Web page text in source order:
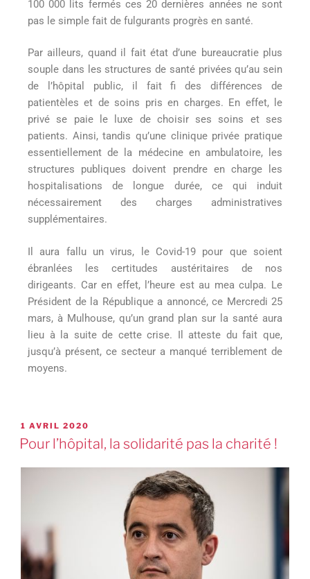
100 000 lits fermés ces 20 dernières années ne sont
pas le simple fait de fulgurants progrès en santé.
Par ailleurs, quand il fait état d’une bureaucratie plus
souple dans les structures de santé privées qu’au sein
de l’hôpital public, il fait fi des différences de
patientèles et de soins pris en charges. En effet, le
privé se paie le luxe de choisir ses soins et ses
patients. Ainsi, tandis qu’une clinique privée pratique
essentiellement de la médecine en ambulatoire, les
structures publiques doivent prendre en charge les
hospitalisations de longue durée, ce qui induit
nécessairement des charges administratives
supplémentaires.
Il aura fallu un virus, le Covid-19 pour que soient
ébranlées les certitudes austéritaires de nos
dirigeants. Car en effet, l’heure est au mea culpa. Le
Président de la République a annoncé, ce Mercredi 25
mars, à Mulhouse, qu’un grand plan sur la santé aura
lieu à la suite de cette crise. Il atteste du fait que,
jusqu’à présent, ce secteur a manqué terriblement de
moyens.
1 AVRIL 2020
Pour l’hôpital, la solidarité pas la charité !